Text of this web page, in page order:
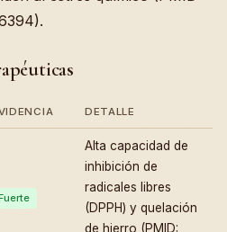
DETALLE
Alta capacidad de
inhibición de
radicales libres
(DPPH) y quelación
de hierro (PMID: